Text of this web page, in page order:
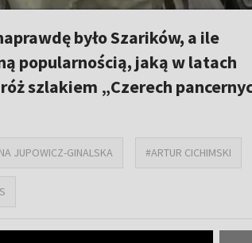
było Szarików, a ile
popularnością, jaką w latach
szlakiem „Czerech
JUPOWICZ-GINALSKA #ARTUR CICHIMSKI